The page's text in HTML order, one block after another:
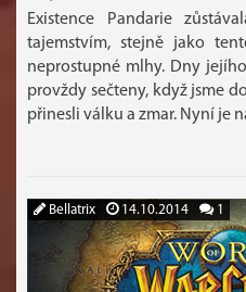
Existence Pandarie
tajemstvím, stejně jako
neprostupné mlhy. Dny
provždy sečteny, když jsme
přinesli válku a zmar. Nyní je
Bellatrix 14.10.2014 1